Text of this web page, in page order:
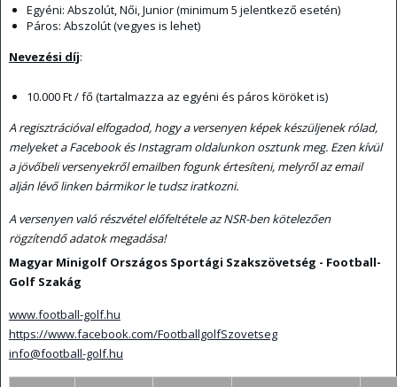
Egyéni: Abszolút, Női, Junior (minimum 5 jelentkező esetén)
Páros: Abszolút (vegyes is lehet)
Nevezési díj:
10.000 Ft / fő (tartalmazza az egyéni és páros köröket is)
A regisztrációval elfogadod, hogy a versenyen képek készüljenek rólad,
melyeket a Facebook és Instagram oldalunkon osztunk meg. Ezen kívül
a jövőbeli versenyekről emailben fogunk értesíteni, melyről az email
alján lévő linken bármikor le tudsz iratkozni.
A versenyen való részvétel előfeltétele az NSR-ben kötelezően
rögzítendő adatok megadása!
Magyar Minigolf Országos Sportági Szakszövetség - Football-
Golf Szakág
www.football-golf.hu
https://www.facebook.com/FootballgolfSzovetseg
info@football-golf.hu